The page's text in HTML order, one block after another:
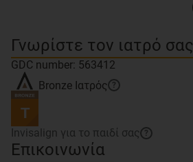
Γνωρίστε τον ιατρό σας
GDC number: 563412
Bronze Ιατρός ?
Invisalign για το παιδί σας ?
Επικοινωνία